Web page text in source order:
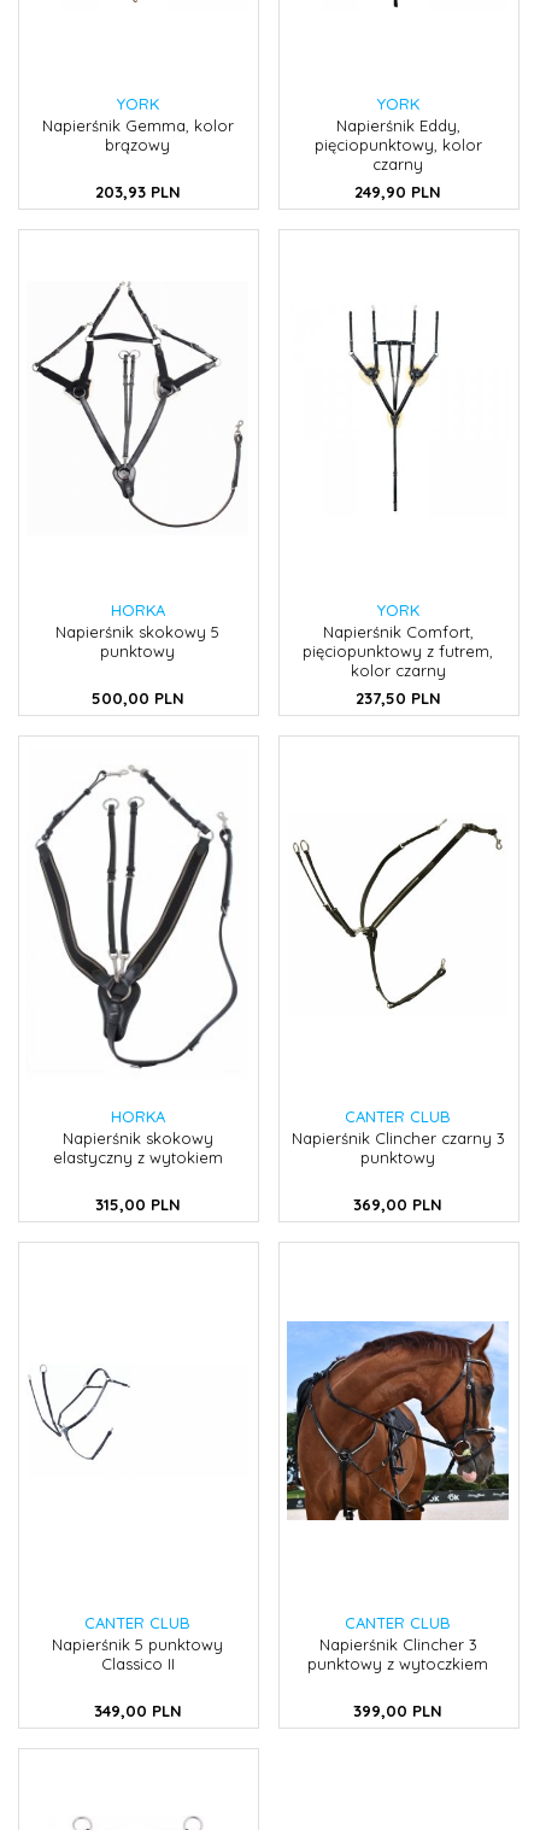
YORK
Napierśnik Gemma, kolor
brązowy
203,93 PLN
YORK
Napierśnik Eddy,
pięciopunktowy, kolor
czarny
249,90 PLN
HORKA
Napierśnik skokowy 5
punktowy
500,00 PLN
YORK
Napierśnik Comfort,
pięciopunktowy z futrem,
kolor czarny
237,50 PLN
HORKA
Napierśnik skokowy
elastyczny z wytokiem
315,00 PLN
CANTER CLUB
Napierśnik Clincher czarny 3
punktowy
369,00 PLN
CANTER CLUB
Napierśnik 5 punktowy
Classico II
349,00 PLN
CANTER CLUB
Napierśnik Clincher 3
punktowy z wytoczkiem
399,00 PLN